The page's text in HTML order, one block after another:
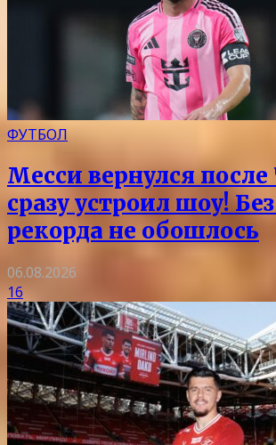
ФУТБОЛ
Месси вернулся
сразу устроил шоу!
рекорда не обошлось
06.08.2026
16